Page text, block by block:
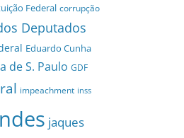
Federal corrupção
Deputados
Eduardo Cunha
de S. Paulo GDF
impeachment inss
jaques